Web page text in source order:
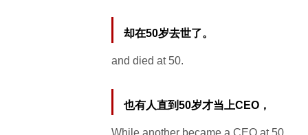
却在50岁去世了。
and died at 50.
也有人直到50岁才当上CEO，
While another became a CEO at 50,